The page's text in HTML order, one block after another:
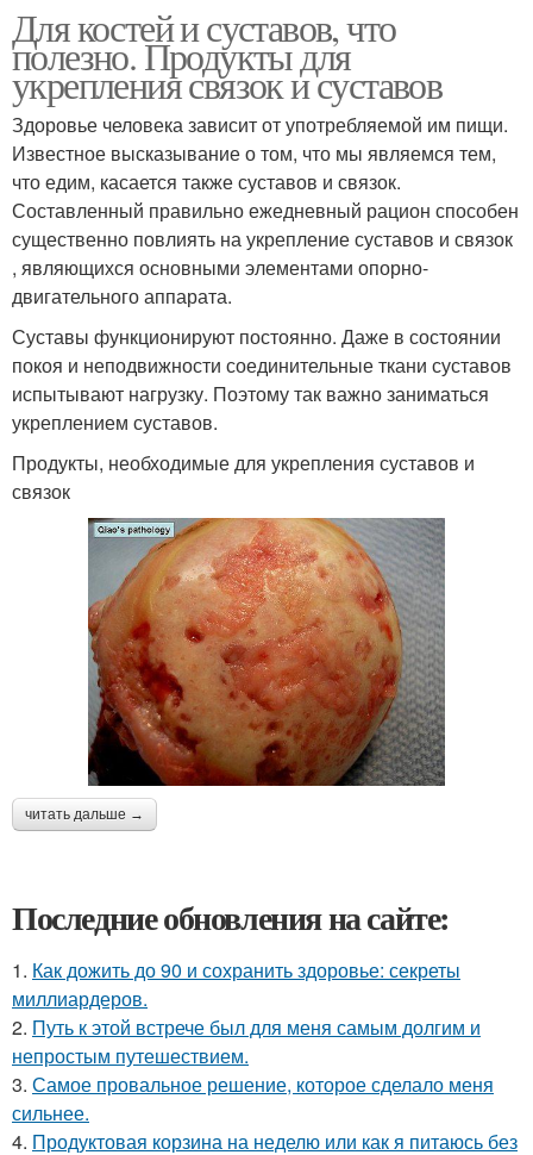
Для костей и суставов, что
полезно. Продукты для
укрепления связок и суставов
Здоровье человека зависит от употребляемой им пищи.
Известное высказывание о том, что мы являемся тем,
что едим, касается также суставов и связок.
Составленный правильно ежедневный рацион способен
существенно повлиять на укрепление суставов и связок
, являющихся основными элементами опорно-
двигательного аппарата.
Суставы функционируют постоянно. Даже в состоянии
покоя и неподвижности соединительные ткани суставов
испытывают нагрузку. Поэтому так важно заниматься
укреплением суставов.
Продукты, необходимые для укрепления суставов и
связок
читать дальше →
Последние обновления на сайте:
1. Как дожить до 90 и сохранить здоровье: секреты
миллиардеров.
2. Путь к этой встрече был для меня самым долгим и
непростым путешествием.
3. Самое провальное решение, которое сделало меня
сильнее.
4. Продуктовая корзина на неделю или как я питаюсь без